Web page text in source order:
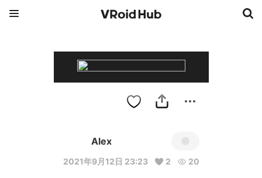
Alex
2021年9月12日 23:23 2 20